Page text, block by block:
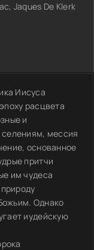
Jaques De Klerk
Иисуса
расцвета
и
селениям, мессия
основанное
притчи
им чудеса
Однако
иудейскую